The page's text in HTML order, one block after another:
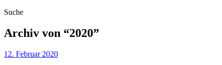
Suche
Archiv von “2020”
12. Februar 2020